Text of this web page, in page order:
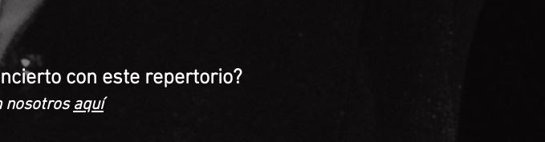
con este repertorio?
nosotros aquí